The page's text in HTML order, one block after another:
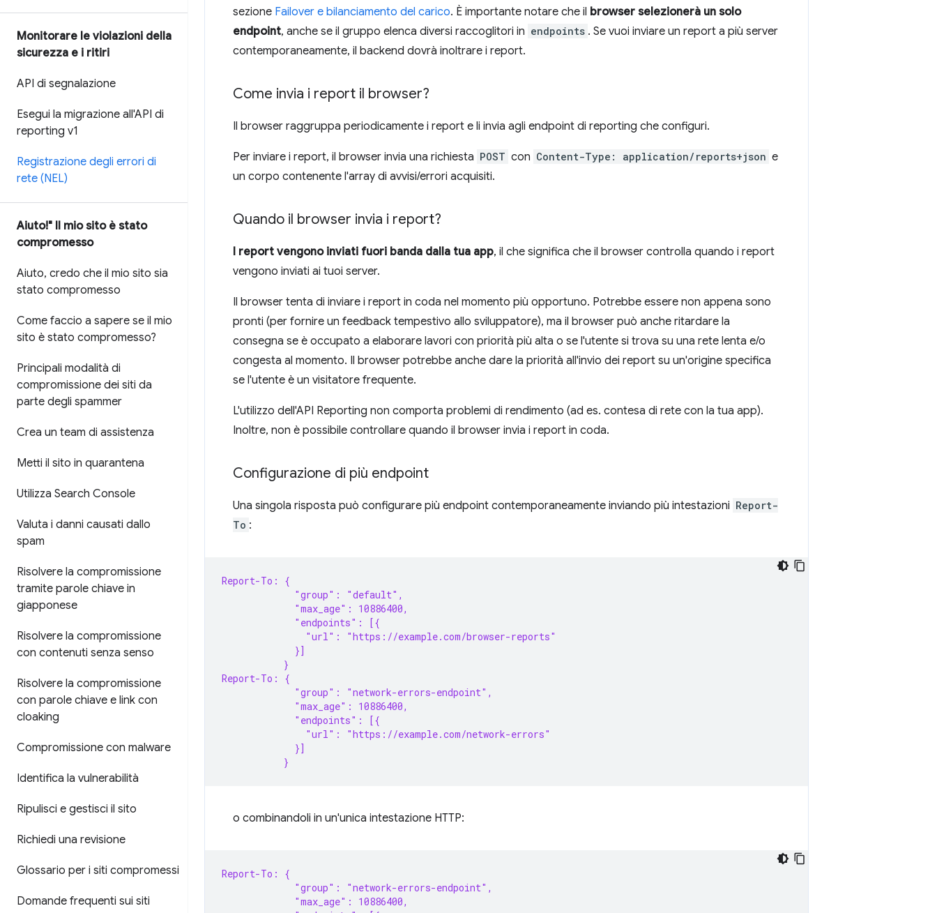
Monitorare le violazioni della
sicurezza e i ritiri
API di segnalazione
Esegui la migrazione all'API di
reporting v1
Registrazione degli errori di
rete (NEL)
Aiuto!" Il mio sito è stato
compromesso
Aiuto, credo che il mio sito sia
stato compromesso
Come faccio a sapere se il mio
sito è stato compromesso?
Principali modalità di
compromissione dei siti da
parte degli spammer
Crea un team di assistenza
Metti il sito in quarantena
Utilizza Search Console
Valuta i danni causati dallo
spam
Risolvere la compromissione
tramite parole chiave in
giapponese
Risolvere la compromissione
con contenuti senza senso
Risolvere la compromissione
con parole chiave e link con
cloaking
Compromissione con malware
Identifica la vulnerabilità
Ripulisci e gestisci il sito
Richiedi una revisione
Glossario per i siti compromessi
Domande frequenti sui siti
sezione Failover e bilanciamento del carico. È importante notare che il browser selezionerà un solo
endpoint, anche se il gruppo elenca diversi raccoglitori in endpoints . Se vuoi inviare un report a più server
contemporaneamente, il backend dovrà inoltrare i report.
Come invia i report il browser?
Il browser raggruppa periodicamente i report e li invia agli endpoint di reporting che configuri.
Per inviare i report, il browser invia una richiesta POST con Content-Type: application/reports+json e
un corpo contenente l'array di avvisi/errori acquisiti.
Quando il browser invia i report?
I report vengono inviati fuori banda dalla tua app, il che significa che il browser controlla quando i report
vengono inviati ai tuoi server.
Il browser tenta di inviare i report in coda nel momento più opportuno. Potrebbe essere non appena sono
pronti (per fornire un feedback tempestivo allo sviluppatore), ma il browser può anche ritardare la
consegna se è occupato a elaborare lavori con priorità più alta o se l'utente si trova su una rete lenta e/o
congesta al momento. Il browser potrebbe anche dare la priorità all'invio dei report su un'origine specifica
se l'utente è un visitatore frequente.
L'utilizzo dell'API Reporting non comporta problemi di rendimento (ad es. contesa di rete con la tua app).
Inoltre, non è possibile controllare quando il browser invia i report in coda.
Configurazione di più endpoint
Una singola risposta può configurare più endpoint contemporaneamente inviando più intestazioni Report-
To :
Report-To: {
             "group": "default",
             "max_age": 10886400,
             "endpoints": [{
               "url": "https://example.com/browser-reports"
             }]
           }
Report-To: {
             "group": "network-errors-endpoint",
             "max_age": 10886400,
             "endpoints": [{
               "url": "https://example.com/network-errors"
             }]
           }
o combinandoli in un'unica intestazione HTTP:
Report-To: {
             "group": "network-errors-endpoint",
             "max_age": 10886400,